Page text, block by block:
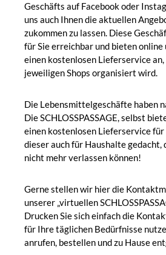
Geschäfts auf Facebook oder
uns auch Ihnen die aktuellen
zukommen zu lassen. Diese
für Sie erreichbar und bieten
einen kostenlosen Lieferservice
jeweiligen Shops organisiert wird.
Die Lebensmittelgeschäfte haben
Die SCHLOSSPASSAGE, selbst
einen kostenlosen Lieferservice für
dieser auch für Haushalte gedacht,
nicht mehr verlassen können!
Gerne stellen wir hier die
unserer „virtuellen
Drucken Sie sich einfach die
für Ihre täglichen Bedürfnisse
anrufen, bestellen und zu Hause